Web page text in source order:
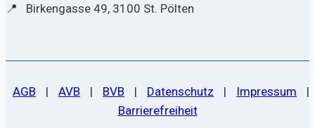
📍
Birkengasse 49, 3100 St. Pölten
AGB | AVB | BVB | Datenschutz | Impressum
|
Barrierefreiheit